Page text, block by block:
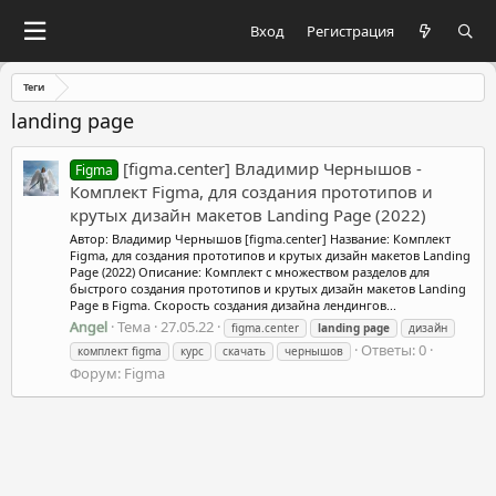
Вход Регистрация
Теги
landing page
Figma
[figma.center] Владимир Чернышов -
Комплект Figma, для создания прототипов и
крутых дизайн макетов Landing Page (2022)
Автор: Владимир Чернышов [figma.center] Название: Комплект
Figma, для создания прототипов и крутых дизайн макетов Landing
Page (2022) Описание: Комплект с множеством разделов для
быстрого создания прототипов и крутых дизайн макетов Landing
Page в Figma. Скорость создания дизайна лендингов...
Angel Тема 27.05.22 figma.center landing page
дизайн
комплект figma
курс скачать чернышов
Ответы: 0
Форум: Figma